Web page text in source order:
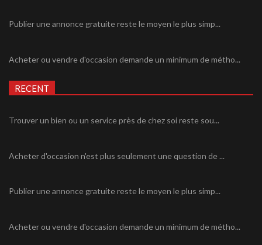
Publier une annonce gratuite reste le moyen le plus simp...
Acheter ou vendre d'occasion demande un minimum de métho...
RECENT
Trouver un bien ou un service près de chez soi reste sou...
Acheter d'occasion n'est plus seulement une question de ...
Publier une annonce gratuite reste le moyen le plus simp...
Acheter ou vendre d'occasion demande un minimum de métho...